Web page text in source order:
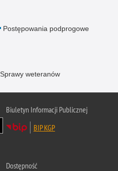
Postępowania podprogowe
Sprawy weteranów
Biuletyn Informacji Publicznej
BIP KGP
Dostępność